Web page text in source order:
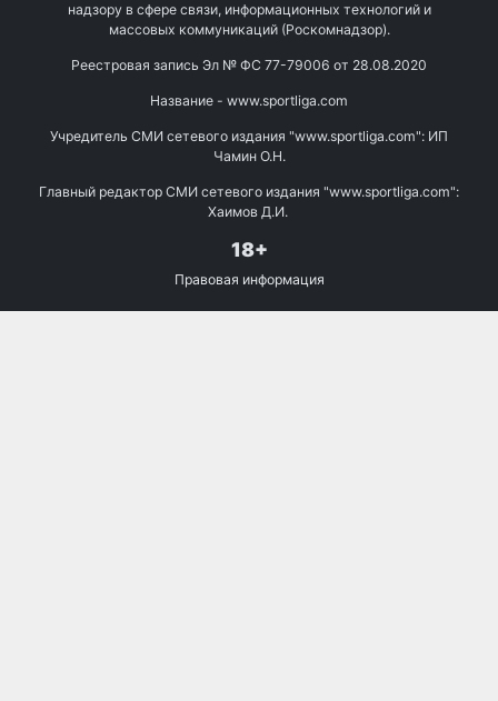
надзору в сфере связи, информационных технологий и
массовых коммуникаций (Роскомнадзор).
Реестровая запись Эл № ФС 77-79006 от 28.08.2020
Название - www.sportliga.com
Учредитель СМИ сетевого издания "www.sportliga.com": ИП
Чамин О.Н.
Главный редактор СМИ сетевого издания "www.sportliga.com":
Хаимов Д.И.
18+
Правовая информация